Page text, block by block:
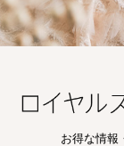
お得な情報